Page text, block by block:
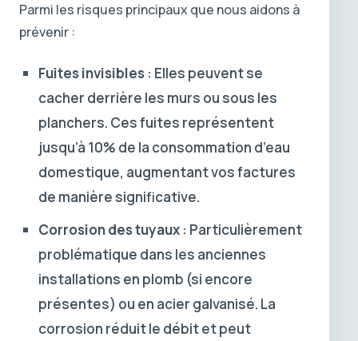
Parmi les risques principaux que nous aidons à
prévenir :
Fuites invisibles : Elles peuvent se
cacher derrière les murs ou sous les
planchers. Ces fuites représentent
jusqu’à 10% de la consommation d’eau
domestique, augmentant vos factures
de manière significative.
Corrosion des tuyaux : Particulièrement
problématique dans les anciennes
installations en plomb (si encore
présentes) ou en acier galvanisé. La
corrosion réduit le débit et peut